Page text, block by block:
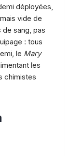
déployées,
vide de
de sang, pas
: tous
le Mary
les
chimistes